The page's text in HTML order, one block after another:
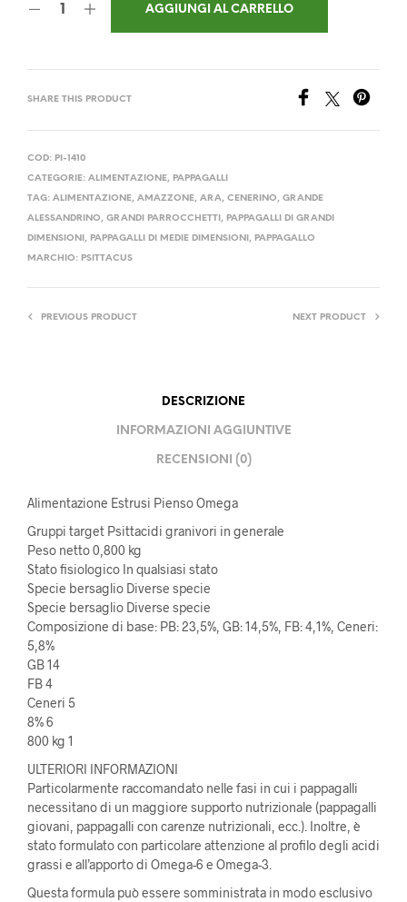
era:
è:
AGGIUNGI AL CARRELLO
SHARE THIS PRODUCT
COD: PI-1410
CATEGORIE: ALIMENTAZIONE, PAPPAGALLI
TAG: ALIMENTAZIONE, AMAZZONE, ARA, CENERINO, GRANDE
ALESSANDRINO, GRANDI PARROCCHETTI , PAPPAGALLI DI GRANDI
DIMENSIONI , PAPPAGALLI DI MEDIE DIMENSIONI , PAPPAGALLO
MARCHIO: PSITTACUS
PREVIOUS PRODUCT NEXT PRODUCT
DESCRIZIONE
INFORMAZIONI AGGIUNTIVE
RECENSIONI (0)
Alimentazione Estrusi Pienso Omega
Gruppi target Psittacidi granivori in generale
Peso netto 0,800 kg
Stato fisiologico In qualsiasi stato
Specie bersaglio Diverse specie
Specie bersaglio Diverse specie
Composizione di base: PB: 23,5%, GB: 14,5%, FB: 4,1%, Ceneri:
5,8%
GB 14
FB 4
Ceneri 5
8% 6
800 kg 1
ULTERIORI INFORMAZIONI
Particolarmente raccomandato nelle fasi in cui i pappagalli
necessitano di un maggiore supporto nutrizionale (pappagalli
giovani, pappagalli con carenze nutrizionali, ecc.). Inoltre, è
stato formulato con particolare attenzione al profilo degli acidi
grassi e all’apporto di Omega-6 e Omega-3.
Questa formula può essere somministrata in modo esclusivo